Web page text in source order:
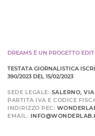
DREAMS È UN PROGETTO
TESTATA GIORNALISTICA
390/2023 DEL 15/02/2023
SEDE LEGALE: SALERNO,
PARTITA IVA E CODICE
INDIRIZZO PEC:
EMAIL: